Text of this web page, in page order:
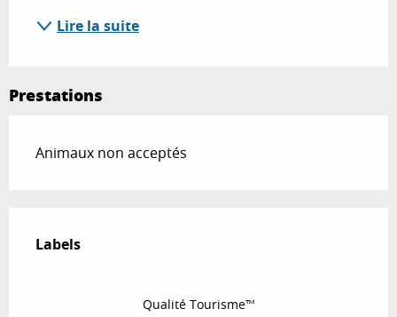
Lire la suite
Prestations
Animaux non acceptés
Labels
Labels
Qualité Tourisme™